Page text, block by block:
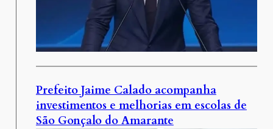
Prefeito Jaime Calado acompanha
investimentos e melhorias em escolas de
São Gonçalo do Amarante